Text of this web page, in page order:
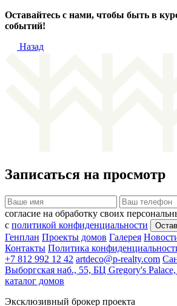
Оставайтесь с нами, чтобы быть в
событий!
Назад
Записаться на просмотр
согласие на обработку своих
с политикой конфиденциальности
Генплан Проекты домов Галерея
Контакты Политика
+7 812 992 12 42 artdeco@p-realty.com
Выборгская наб., 55, БЦ Gregory's
каталог домов
Эксклюзивный брокер проекта